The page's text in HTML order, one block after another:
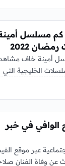
كم مسلسل
2022
مسلسل أمينة خاف
2022 من المسلسلات الخليجية التي
الوافي في خبر
عبر موقع
وفاة الفنان